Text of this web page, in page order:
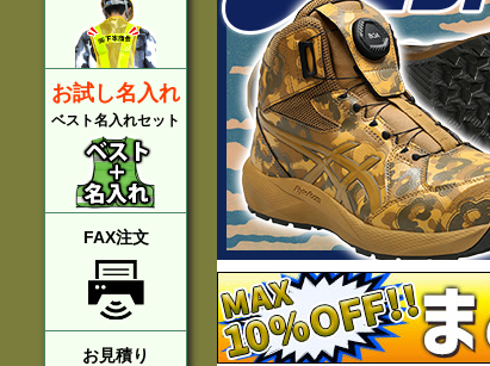
お試し名入れ
ベスト名入れセット
FAX注文
お見積り